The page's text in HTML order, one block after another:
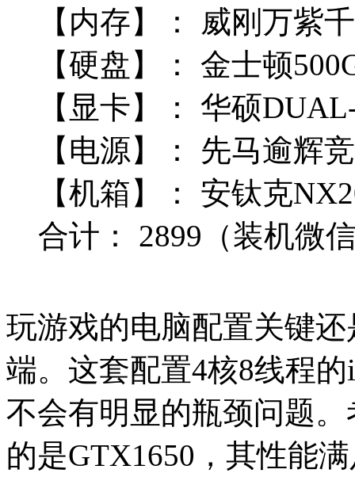
【内存】：
威刚万紫
【硬盘】：
金士顿
【显卡】：
华硕
【电源】：
先马逾辉
【机箱】：
安钛克
合计：
2899 （装机微
玩游戏的电脑配置关键
端。这套配置4核8线程
不会有明显的瓶颈问题
的是GTX1650，其性能